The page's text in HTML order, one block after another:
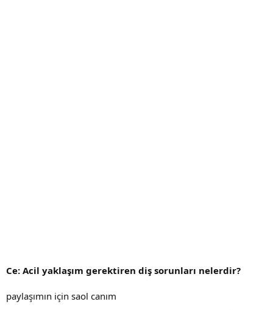
Ce: Acil yaklaşım gerektiren diş sorunları nelerdir?
paylaşımın için saol canım